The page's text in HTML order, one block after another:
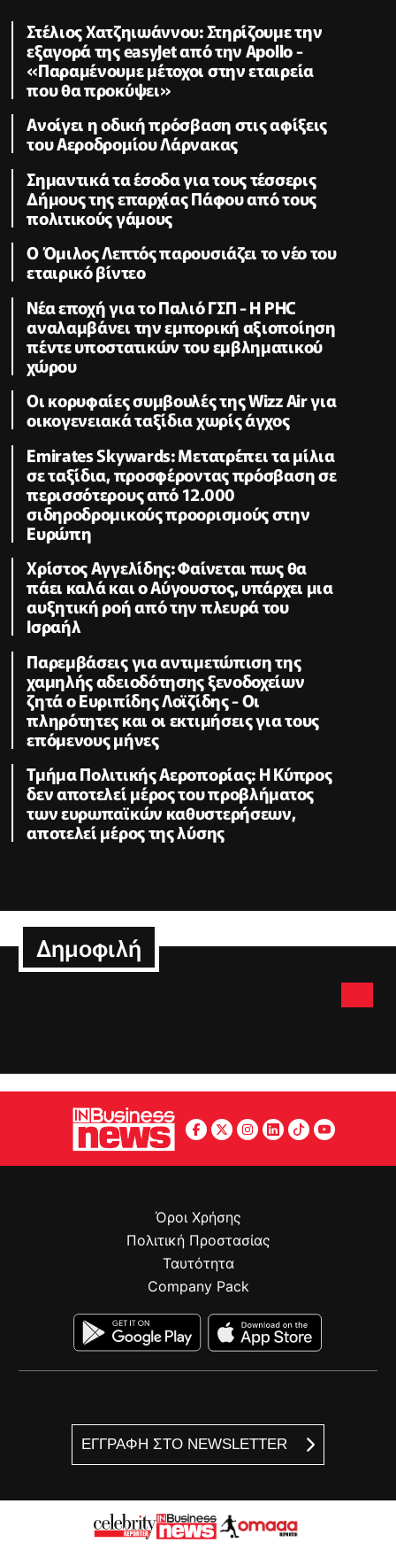
Στέλιος Χατζηιωάννου: Στηρίζουμε την
εξαγορά της easyJet από την Apollo -
«Παραμένουμε μέτοχοι στην εταιρεία
που θα προκύψει»
Ανοίγει η οδική πρόσβαση στις αφίξεις
του Αεροδρομίου Λάρνακας
Σημαντικά τα έσοδα για τους τέσσερις
Δήμους της επαρχίας Πάφου από τους
πολιτικούς γάμους
Ο Όμιλος Λεπτός παρουσιάζει το νέο του
εταιρικό βίντεο
Νέα εποχή για το Παλιό ΓΣΠ - Η PHC
αναλαμβάνει την εμπορική αξιοποίηση
πέντε υποστατικών του εμβληματικού
χώρου
Οι κορυφαίες συμβουλές της Wizz Air για
οικογενειακά ταξίδια χωρίς άγχος
Emirates Skywards: Μετατρέπει τα μίλια
σε ταξίδια, προσφέροντας πρόσβαση σε
περισσότερους από 12.000
σιδηροδρομικούς προορισμούς στην
Ευρώπη
Χρίστος Αγγελίδης: Φαίνεται πως θα
πάει καλά και ο Αύγουστος, υπάρχει μια
αυξητική ροή από την πλευρά του
Ισραήλ
Παρεμβάσεις για αντιμετώπιση της
χαμηλής αδειοδότησης ξενοδοχείων
ζητά ο Ευριπίδης Λοϊζίδης - Οι
πληρότητες και οι εκτιμήσεις για τους
επόμενους μήνες
Τμήμα Πολιτικής Αεροπορίας: Η Κύπρος
δεν αποτελεί μέρος του προβλήματος
των ευρωπαϊκών καθυστερήσεων,
αποτελεί μέρος της λύσης
Δημοφιλή
ΕΓΓΡΑΦΗ ΣΤΟ NEWSLETTER
Όροι Χρήσης
Πολιτική Προστασίας
Ταυτότητα
Company Pack